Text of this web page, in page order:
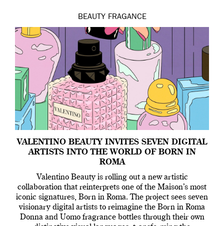
BEAUTY FRAGANCE
VALENTINO BEAUTY INVITES SEVEN DIGITAL
ARTISTS INTO THE WORLD OF BORN IN
ROMA
Valentino Beauty is rolling out a new artistic
collaboration that reinterprets one of the Maison’s most
iconic signatures, Born in Roma. The project sees seven
visionary digital artists to reimagine the Born in Roma
Donna and Uomo fragrance bottles through their own